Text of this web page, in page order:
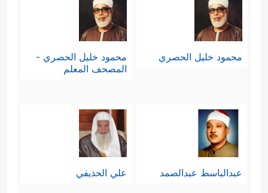
محمود خليل الحصري
محمود خليل الحصري -
المصحف المعلم
عبدالباسط عبدالصمد علي الحذيفي